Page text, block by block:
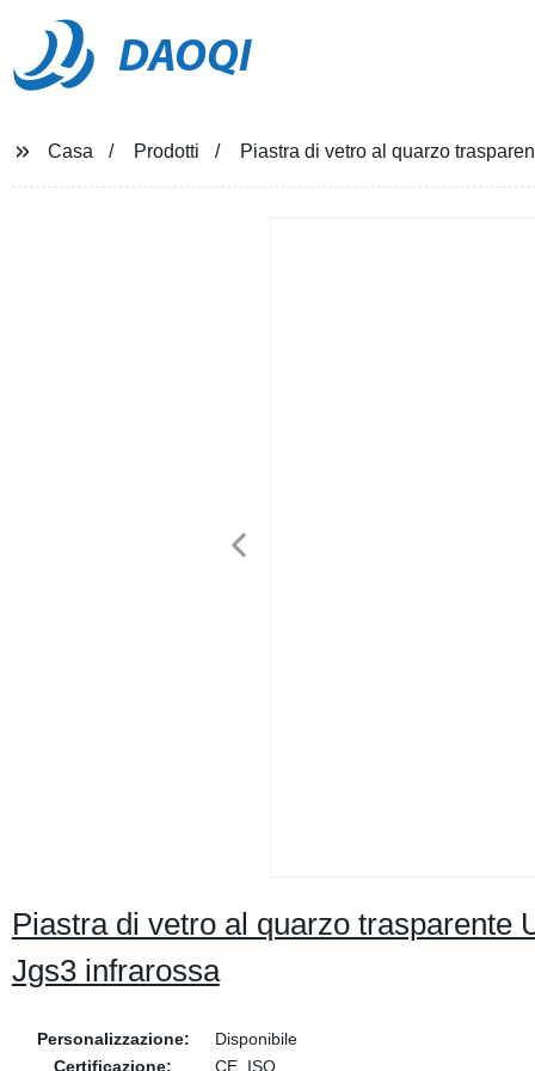
DAOQI
Casa Prodotti Piastra di vetro al quarzo
Piastra di vetro al quarzo trasparente
Jgs3 infrarossa
Personalizzazione:
Disponibile
Certificazione:
CE, ISO